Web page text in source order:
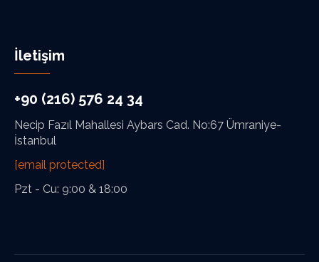
İletişim
+90 (216) 576 24 34
Necip Fazıl Mahallesi Aybars Cad. No:67 Ümraniye-
İstanbul
[email protected]
Pzt - Cu: 9:00 & 18:00